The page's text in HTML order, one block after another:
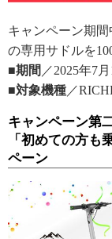
キャンペーン期
の専用サドルを
■期間 ／2025年7
■対象機種 ／
キャンペーン第
「初めての方も
ペーン